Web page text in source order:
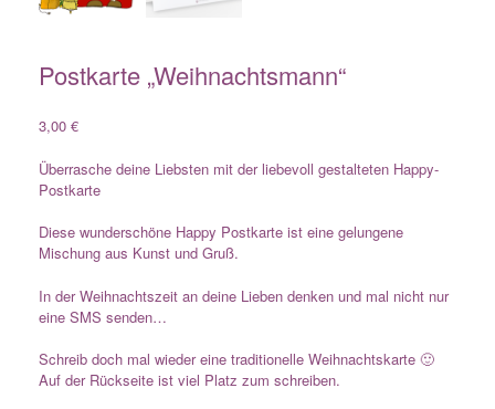
Postkarte „Weihnachtsmann“
3,00 €
Überrasche deine Liebsten mit der liebevoll gestalteten Happy-
Postkarte
Diese wunderschöne Happy Postkarte ist eine gelungene
Mischung aus Kunst und Gruß.
In der Weihnachtszeit an deine Lieben denken und mal nicht nur
eine SMS senden…
Schreib doch mal wieder eine traditionelle Weihnachtskarte 🙂
Auf der Rückseite ist viel Platz zum schreiben.